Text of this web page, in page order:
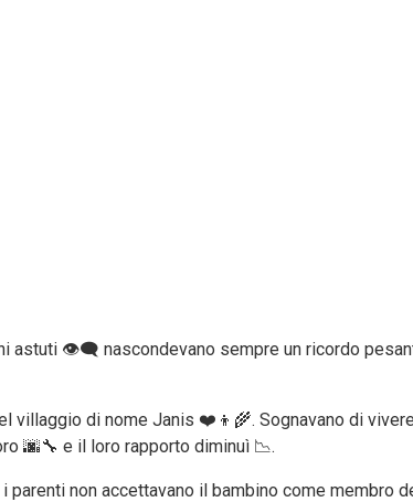
👁️‍🗨️ nascondevano sempre un ricordo
villaggio di nome Janis ❤️👦🌾. Sognavano di
🌆🔧 e il loro rapporto diminuì 📉.
non accettavano il bambino come membro